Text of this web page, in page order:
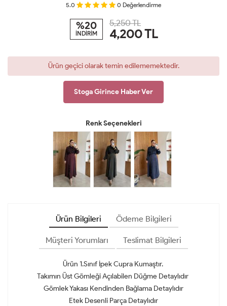
5.0 0 Değerlendirme
%20
İNDİRİM
5,250 TL
4,200TL
Ürün geçici olarak temin edilememektedir.
Stoga Girince Haber Ver
Renk Seçenekleri
Ürün Bilgileri Ödeme Bilgileri
Müşteri Yorumları Teslimat Bilgileri
Ürün 1.Sınıf İpek Cupra Kumaştır.
Takımın Üst Gömleği Açılabilen Düğme Detaylıdır
Gömlek Yakası Kendinden Bağlama Detaylıdır
Etek Desenli Parça Detaylıdır